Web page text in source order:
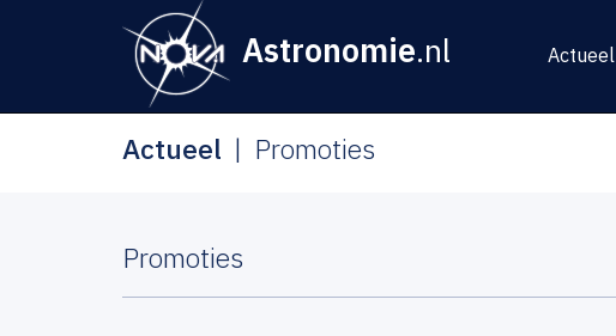
Astronomie.nl Actueel
Actueel Promoties
Promoties